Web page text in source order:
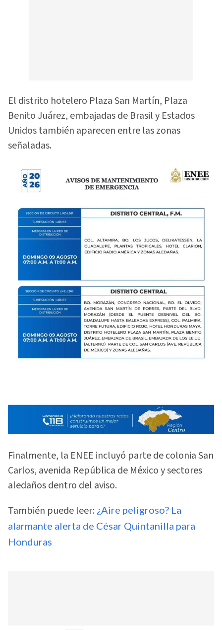
El distrito hotelero Plaza San Martín, Plaza
Benito Juárez, embajadas de Brasil y Estados
Unidos también aparecen entre las zonas
señaladas.
Finalmente, la ENEE incluyó parte de colonia San
Carlos, avenida República de México y sectores
aledaños dentro del aviso.
También puede leer: ¿Aire peligroso? La
alarmante alerta de César Quintanilla para
Honduras